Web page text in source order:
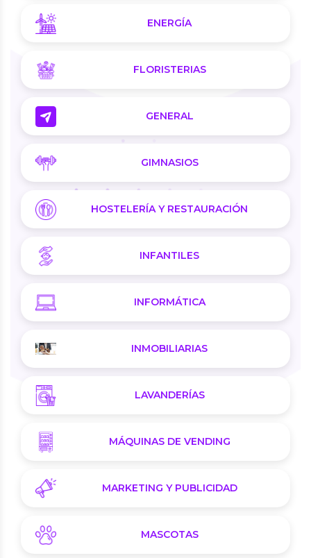
ENERGÍA
FLORISTERIAS
GENERAL
GIMNASIOS
HOSTELERÍA Y RESTAURACIÓN
INFANTILES
INFORMÁTICA
INMOBILIARIAS
LAVANDERÍAS
MÁQUINAS DE VENDING
MARKETING Y PUBLICIDAD
MASCOTAS